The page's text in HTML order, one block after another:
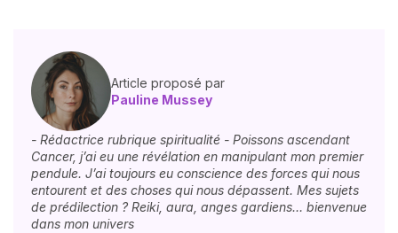
Article proposé par
Pauline Mussey
- Rédactrice rubrique spiritualité - Poissons ascendant
Cancer, j’ai eu une révélation en manipulant mon premier
pendule. J’ai toujours eu conscience des forces qui nous
entourent et des choses qui nous dépassent. Mes sujets
de prédilection ? Reiki, aura, anges gardiens… bienvenue
dans mon univers